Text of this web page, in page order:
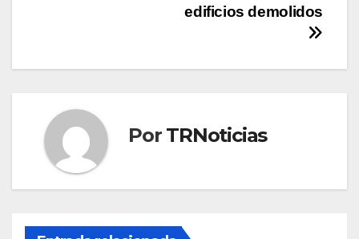
edificios demolidos
Por TRNoticias